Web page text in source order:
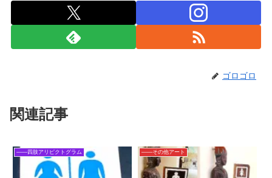
ゴロゴロ
関連記事
――四肢アリピクトグラム ――その他アート